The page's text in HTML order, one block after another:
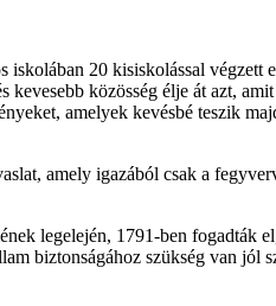
iskolában 20 kisiskolással végzett
közösség élje át azt,
amelyek kevésbé teszik
amely igazából csak a
legelején, 1791-ben fogadták
biztonságához szükség van jól